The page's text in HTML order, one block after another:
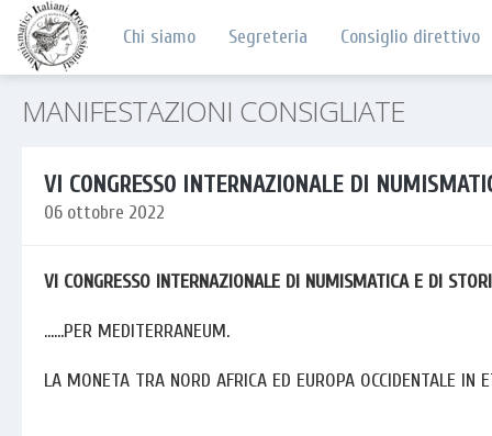
Chi siamo Segreteria Consiglio direttivo
MANIFESTAZIONI CONSIGLIATE
VI CONGRESSO INTERNAZIONALE DI
06 ottobre 2022
VI CONGRESSO INTERNAZIONALE DI NUMISMATICA E DI
......PER MEDITERRANEUM.
LA MONETA TRA NORD AFRICA ED EUROPA OCCIDENTALE IN